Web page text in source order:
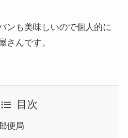
ンも美味しいので個人的に
さんです。
目次
便局